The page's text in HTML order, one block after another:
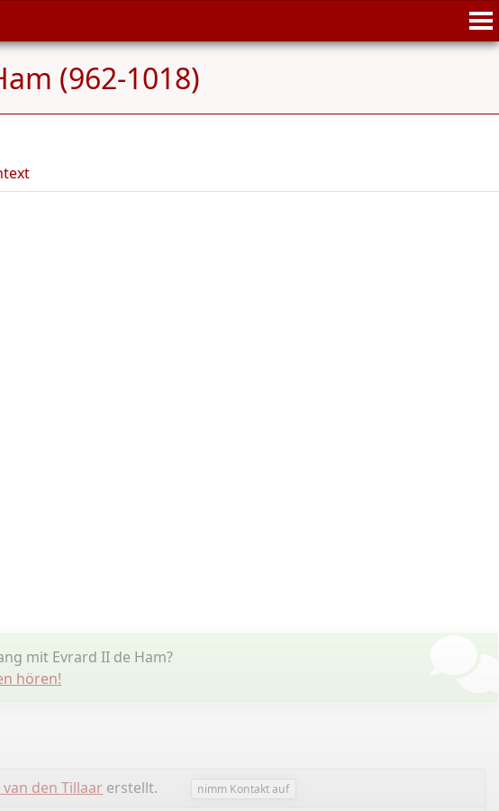
(962-1018)
mit Evrard II de Ham?
hören!
van den Tillaar erstellt. nimm Kontakt auf